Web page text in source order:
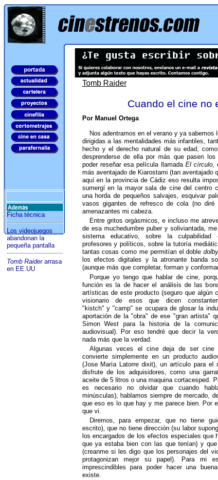
Ficha técnica
Los videojuegos
abandonan la
pequeña pantalla
Tomb Raiderarrasa
en EE.UU
Tomb Raider
Cuando el cine no
Por Manuel Ortega
Nos adentramos en el verano y ya sabemos
dirigidas a las mentalidades más infantiles,
hecho y el derecho natural de su edad,
desprenderse de ella por más que pasen
poder reseñar esa película llamada El círculo,
más aventajado de Kiarostami (tan aventajado
aquí en la provincia de Cádiz eso resulta
sumergí en la mayor sala de cine del centro
una horda de pequeños salvajes, esquivar
vasos gigantes de refresco de cola (no diré
amenazantes mi cabeza.
Entre gritos orgásmicos, e incluso me
de esa muchedumbre puber y soliviantada,
sistema educativo, sobre la culpabilidad
profesores y políticos, sobre la tutoría
tantas cosas como me permitían el doble
los efectos digitales y la atronante banda
(aunque más que completar, forman y
Porque yo tengo que hablar de cine,
función es la de hacer el análisis de las
artísticas de este producto (seguro que algún
visionario de esos que dicen
"kistch" y "camp" se ocupara de glosar la
aportación de la "obra" de ese "gran artista"
Simon West para la historia de la
audiovisual). Por eso tendré que decir la
nada más que la verdad.
Algunas veces el cine deja de ser
convierte simplemente en un producto
(Jose María Latorre dixit), un artículo para el
disfrute de los adquisidores, como una
aceite de 5 litros o una maquina cortacesped.
es necesario no olvidar que cuando
minúsculas), hablamos siempre de mercado,
que eso es lo que hay y me parece bien. Por
que vi.
Diremos, para empezar, que no tiene
escrito), que no tiene dirección (su labor
los encargados de los efectos especiales que
que ya estaba bien con las que tenían) y
(creanme si les digo que los personajes del
protagonizan mejor su papel). Para mi
imprescindibles para poder hacer una
existe.